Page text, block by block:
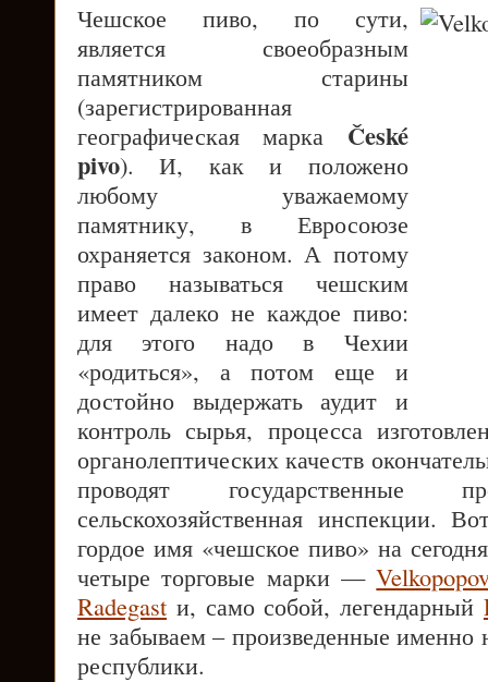
Чешское пиво, по сути,
является своеобразным
памятником старины
(зарегистрированная
географическая марка České
pivo). И, как и положено
любому уважаемому
памятнику, в Евросоюзе
охраняется законом. А потому
право называться чешским
имеет далеко не каждое пиво:
для этого надо в Чехии
«родиться», а потом еще и
достойно выдержать аудит и
контроль сырья, процесса
органолептических качеств
проводят государственные
сельскохозяйственная инспекции.
гордое имя «чешское пиво» на
четыре торговые марки —
Radegast и, само собой, легендарный
не забываем – произведенные именно
республики.